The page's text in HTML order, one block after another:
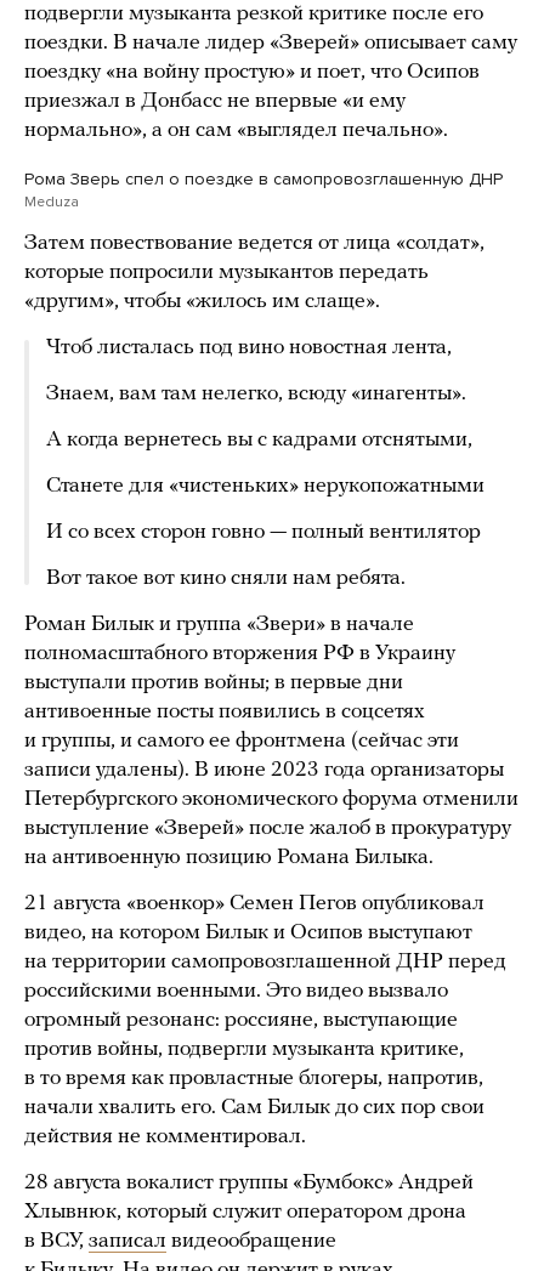
подвергли музыканта резкой критике после его
поездки. В начале лидер «Зверей» описывает саму
поездку «на войну простую» и поет, что Осипов
приезжал в Донбасс не впервые «и ему
нормально», а он сам «выглядел печально».
Рома Зверь спел о поездке в самопровозглашенную ДНР
Meduza
Затем повествование ведется от лица «солдат»,
которые попросили музыкантов передать
«другим», чтобы «жилось им слаще».
Чтоб листалась под вино новостная лента,
Знаем, вам там нелегко, всюду «инагенты».
А когда вернетесь вы с кадрами отснятыми,
Станете для «чистеньких» нерукопожатными
И со всех сторон говно — полный вентилятор
Вот такое вот кино сняли нам ребята.
Роман Билык и группа «Звери» в начале
полномасштабного вторжения РФ в Украину
выступали против войны; в первые дни
антивоенные посты появились в соцсетях
и группы, и самого ее фронтмена (сейчас эти
записи удалены). В июне 2023 года организаторы
Петербургского экономического форума отменили
выступление «Зверей» после жалоб в прокуратуру
на антивоенную позицию Романа Билыка.
21 августа «военкор» Семен Пегов опубликовал
видео, на котором Билык и Осипов выступают
на территории самопровозглашенной ДНР перед
российскими военными. Это видео вызвало
огромный резонанс: россияне, выступающие
против войны, подвергли музыканта критике,
в то время как провластные блогеры, напротив,
начали хвалить его. Сам Билык до сих пор свои
действия не комментировал.
28 августа вокалист группы «Бумбокс» Андрей
Хлывнюк, который служит оператором дрона
в ВСУ, записал видеообращение